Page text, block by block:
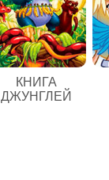
КНИГА
ДЖУНГЛЕЙ